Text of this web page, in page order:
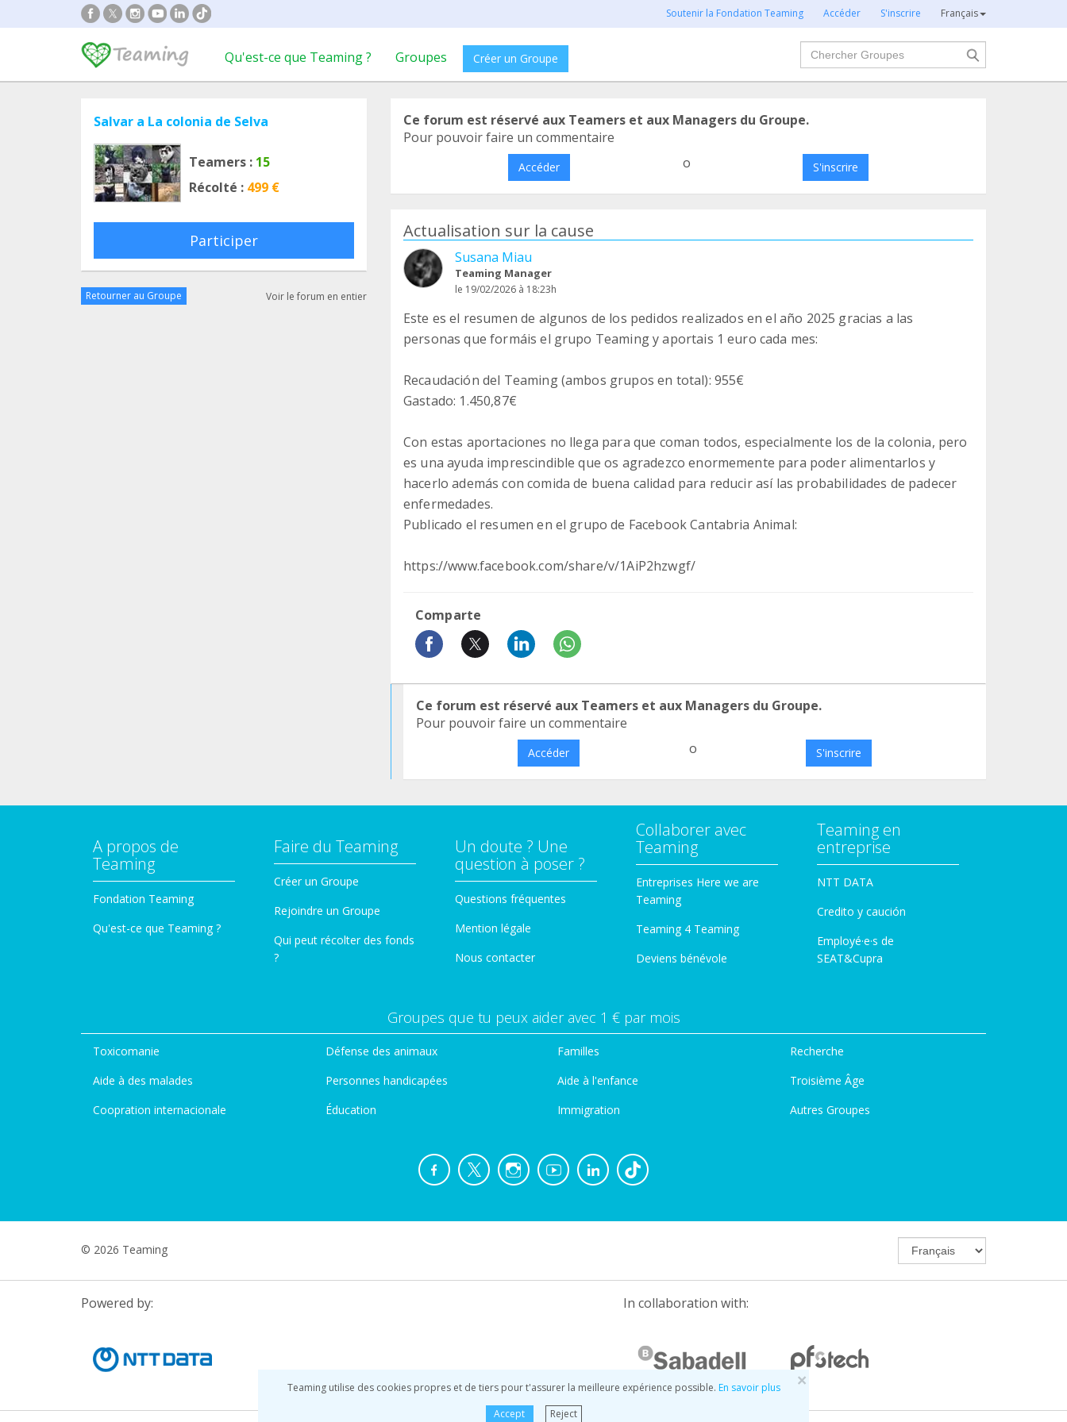
×
Teaming utilise des cookies propres et de tiers pour t'assurer la meilleure expérience possible. En savoir plus
Accept
Reject
Soutenir la Fondation Teaming Accéder S'inscrire Français
Qu'est-ce que Teaming ? Groupes Créer un Groupe
Chercher
Salvar a La colonia de Selva
Teamers : 15
Récolté : 499 €
Participer
Retourner au Groupe Voir le forum en entier
Ce forum est réservé aux Teamers et aux Managers du Groupe.
Pour pouvoir faire un commentaire
Accéder o S'inscrire
Actualisation sur la cause
Susana Miau
Teaming Manager
le 19/02/2026 à 18:23h
Este es el resumen de algunos de los pedidos realizados en el año 2025 gracias a las
personas que formáis el grupo Teaming y aportais 1 euro cada mes:
Recaudación del Teaming (ambos grupos en total): 955€
Gastado: 1.450,87€
Con estas aportaciones no llega para que coman todos, especialmente los de la colonia, pero
es una ayuda imprescindible que os agradezco enormemente para poder alimentarlos y
hacerlo además con comida de buena calidad para reducir así las probabilidades de padecer
enfermedades.
Publicado el resumen en el grupo de Facebook Cantabria Animal:
https://www.facebook.com/share/v/1AiP2hzwgf/
Comparte
Ce forum est réservé aux Teamers et aux Managers du Groupe.
Pour pouvoir faire un commentaire
Accéder o S'inscrire
A propos de
Teaming
Fondation Teaming
Qu'est-ce que Teaming ?
Faire du Teaming
Créer un Groupe
Rejoindre un Groupe
Qui peut récolter des fonds
?
Un doute ? Une
question à poser ?
Questions fréquentes
Mention légale
Nous contacter
Collaborer avec
Teaming
Entreprises Here we are
Teaming
Teaming 4 Teaming
Deviens bénévole
Teaming en
entreprise
NTT DATA
Credito y caución
Employé·e·s de
SEAT&Cupra
Groupes que tu peux aider avec 1 € par mois
Toxicomanie
Aide à des malades
Coopration internacionale
Défense des animaux
Personnes handicapées
Éducation
Familles
Aide à l'enfance
Immigration
Recherche
Troisième Âge
Autres Groupes
© 2026 Teaming
Powered by: In collaboration with: